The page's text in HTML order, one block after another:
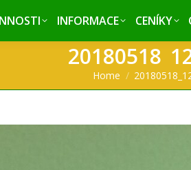
INFORMACE CENÍKY
You are here:
Home
INFORMACE CENÍKY